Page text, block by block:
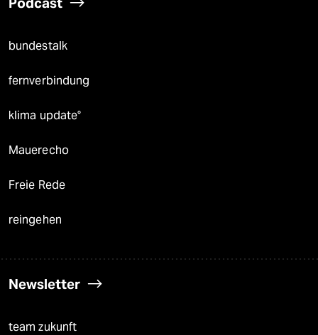
bundestalk
fernverbindung
klima update°
Mauerecho
Freie Rede
reingehen
Newsletter
team zukunft